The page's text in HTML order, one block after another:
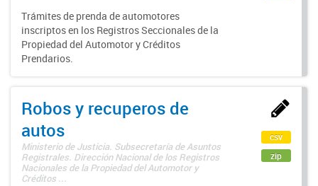
Trámites de prenda de automotores
inscriptos en los Registros Seccionales de la
Propiedad del Automotor y Créditos
Prendarios.
Robos y recuperos de
autos
Ministerio de Justicia. Subsecretaría de Asuntos
Registrales. Dirección Nacional de los Registros
Nacionales de la Propiedad del Automotor y
Créditos ...
csv
zip